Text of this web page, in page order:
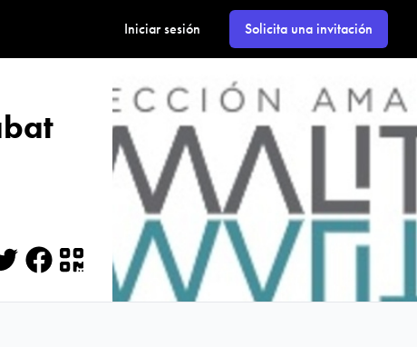
Iniciar sesión Solicita una invitación
Facebook